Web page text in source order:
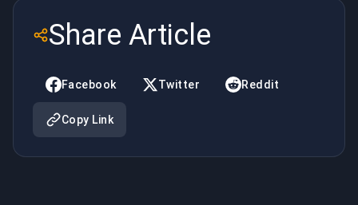
Playoffs:
Spirit vs
Astralis
wordt een
Seed |
Share Article
Facebook Twitter Reddit
Copy Link